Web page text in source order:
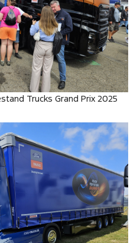
Trucks Grand Prix 2025